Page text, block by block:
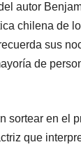
autor
chilena de
sus
de
sortear en el
que